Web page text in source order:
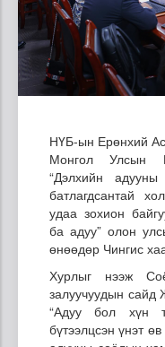
НҮБ-ын Ерөнхий
Монгол Улсын
“Дэлхийн адууны
батлагдсантай
удаа зохион
ба адуу” олон
өнөөдөр Чингис
Хурлыг нээж
залуучуудын сайд
“Адуу бол хүн
бүтээлцсэн үнэт